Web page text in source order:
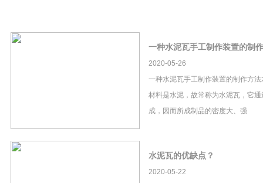
一种水泥瓦手工制作装置的制
2020-05-26
一种水泥瓦手工制作装置的制作方
材料是水泥，故常称为水泥瓦，它
成，因而所成制品的密度大、强
水泥瓦的优缺点？
2020-05-22